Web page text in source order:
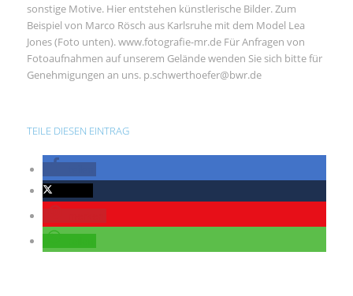
sonstige Motive. Hier entstehen künstlerische Bilder. Zum
Beispiel von Marco Rösch aus Karlsruhe mit dem Model Lea
Jones (Foto unten). www.fotografie-mr.de Für Anfragen von
Fotoaufnahmen auf unserem Gelände wenden Sie sich bitte für
Genehmigungen an uns. p.schwerthoefer@bwr.de
TEILE DIESEN EINTRAG